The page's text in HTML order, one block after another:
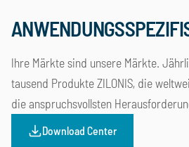
Ihre Märkte sind unsere Märkte.
tausend Produkte ZILONIS, die
die anspruchsvollsten
Download Center